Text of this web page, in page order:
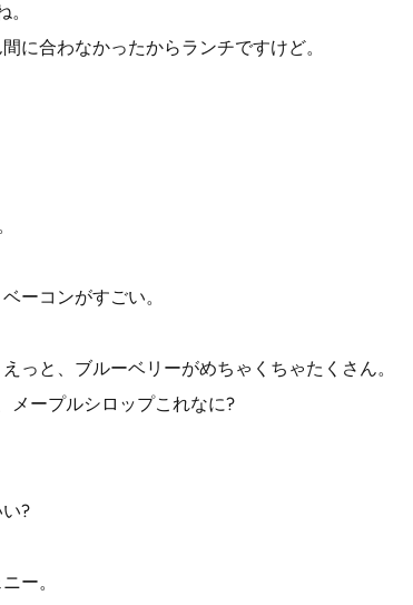
に合わなかったからランチですけど。
ーコンがすごい。
っと、ブルーベリーがめちゃくちゃたくさん。
メープルシロップこれなに?
?
ー。